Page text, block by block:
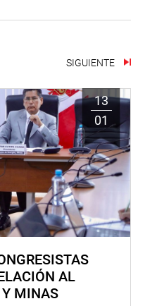
SIGUIENTE
13
01
AL
Y MINAS